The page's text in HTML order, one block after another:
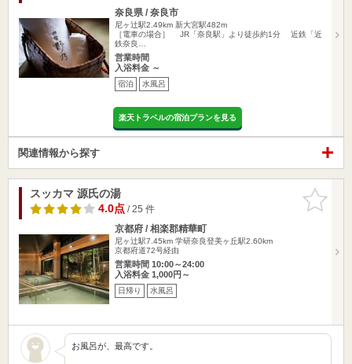
奈良県 / 奈良市
尼ヶ辻駅2.49km 新大宮駅482m
［電車の場合］ JR「奈良駅」より徒歩約1分 近鉄「近
鉄奈良…
営業時間
入浴料金 ～
宿泊 水風呂
楽天トラベルの宿泊プランを見る
関連情報から探す
お気に入
りに追加
スッカマ 源氏の湯
4.0点/ 25 件
京都府 / 相楽郡精華町
尼ヶ辻駅7.45km 学研奈良登美ヶ丘駅2.60km
京都府道72号経由
営業時間 10:00～24:00
入浴料金 1,000円～
日帰り 水風呂
お風呂が、最高です。